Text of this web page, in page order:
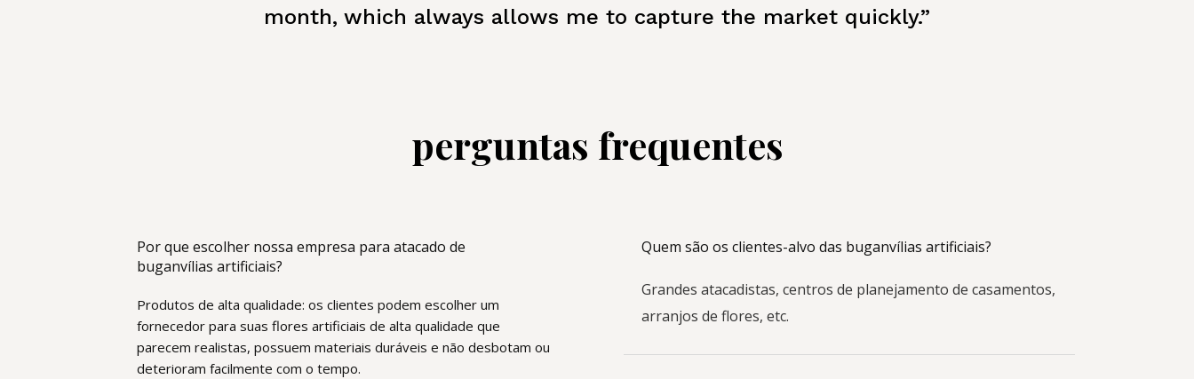
month, which always allows me to capture the market quickly.”
perguntas frequentes
Por que escolher nossa empresa para atacado de
buganvílias artificiais?
Produtos de alta qualidade: os clientes podem escolher um
fornecedor para suas flores artificiais de alta qualidade que
parecem realistas, possuem materiais duráveis e não desbotam ou
deterioram facilmente com o tempo.
Quem são os clientes-alvo das buganvílias artificiais?
Grandes atacadistas, centros de planejamento de casamentos,
arranjos de flores, etc.